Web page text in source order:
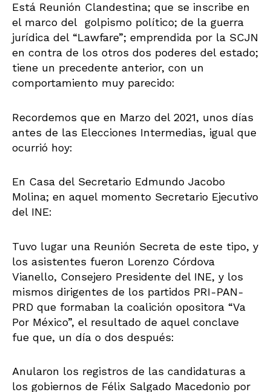
Está Reunión Clandestina; que se inscribe en
el marco del golpismo político; de la guerra
jurídica del “Lawfare”; emprendida por la SCJN
en contra de los otros dos poderes del estado;
tiene un precedente anterior, con un
comportamiento muy parecido:
Recordemos que en Marzo del 2021, unos días
antes de las Elecciones Intermedias, igual que
ocurrió hoy:
En Casa del Secretario Edmundo Jacobo
Molina; en aquel momento Secretario Ejecutivo
del INE:
Tuvo lugar una Reunión Secreta de este tipo, y
los asistentes fueron Lorenzo Córdova
Vianello, Consejero Presidente del INE, y los
mismos dirigentes de los partidos PRI-PAN-
PRD que formaban la coalición opositora “Va
Por México”, el resultado de aquel conclave
fue que, un día o dos después:
Anularon los registros de las candidaturas a
los gobiernos de Félix Salgado Macedonio por